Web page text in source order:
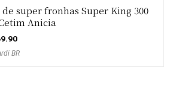
de super fronhas Super King 300
Anicia
BR